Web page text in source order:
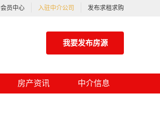
会员中心 入驻中介公司 发布求租求购
我要发布房源
房产资讯 中介信息